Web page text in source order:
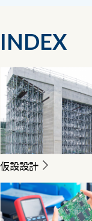
INDEX
仮設設計